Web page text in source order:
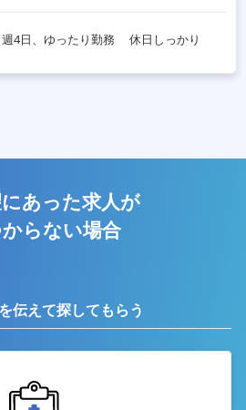
週4日、ゆったり勤務 休日しっかり
あった求人が
らない場合
伝えて探してもらう